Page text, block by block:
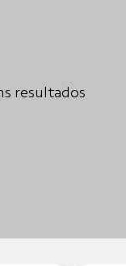
resultados